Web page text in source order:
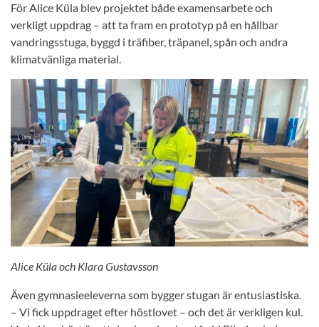
För Alice Küla blev projektet både examensarbete och
verkligt uppdrag – att ta fram en prototyp på en hållbar
vandringsstuga, byggd i träfiber, träpanel, spån och andra
klimatvänliga material.
Alice Küla och Klara Gustavsson
Även gymnasieeleverna som bygger stugan är entusiastiska.
– Vi fick uppdraget efter höstlovet – och det är verkligen kul.